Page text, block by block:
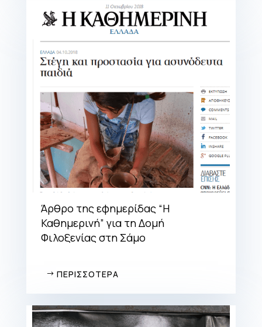
Άρθρο της εφημερίδας “Η
Καθημερινή” για τη Δομή
Φιλοξενίας στη Σάμο
ΠΕΡΙΣΣΟΤΕΡΑ